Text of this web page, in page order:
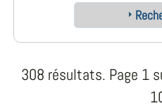
308 résultats. Page 1